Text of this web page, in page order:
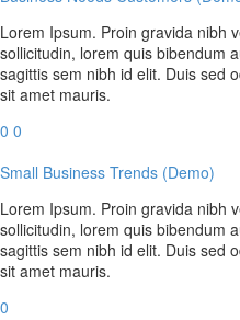
Lorem Ipsum. Proin gravida nibh
sollicitudin, lorem quis bibendum
sagittis sem nibh id elit. Duis sed
sit amet mauris.
0 0
Small Business Trends (Demo)
Lorem Ipsum. Proin gravida nibh
sollicitudin, lorem quis bibendum
sagittis sem nibh id elit. Duis sed
sit amet mauris.
0